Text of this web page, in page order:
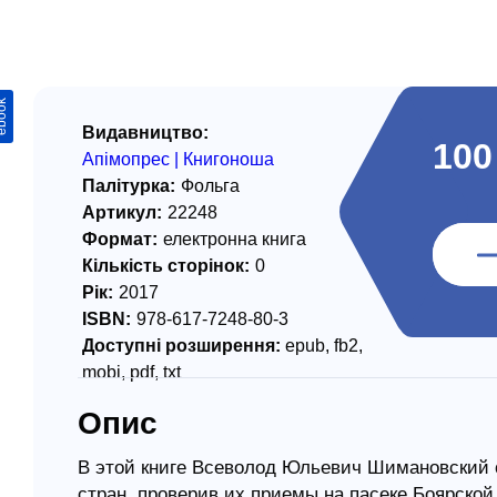
мовами
видання
/ Харчування
Видавництво:
Апімопрес | Книгоноша
Палітурка: Фольга
Артикул: 22248
Формат: електронна книга
Кількість сторінок: 0
Рік: 2017
ISBN: 978-617-7248-80-3
Доступні розширення: epub, fb2,
mobi, pdf, txt
Опис
В этой книге Всеволод Юльевич